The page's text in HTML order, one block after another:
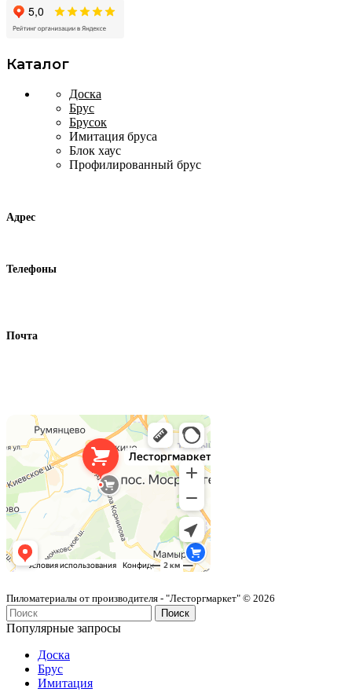
Каталог
Доска
Брус
Брусок
Имитация бруса
Блок хаус
Профилированный брус
Адрес
Телефоны
Почта
Лесторгмаркет
Пиломатериалы в Москве
Пиломатериалы от производителя - "Лесторгмаркет" © 2026
Поиск
Популярные запросы
Доска
Брус
Имитация